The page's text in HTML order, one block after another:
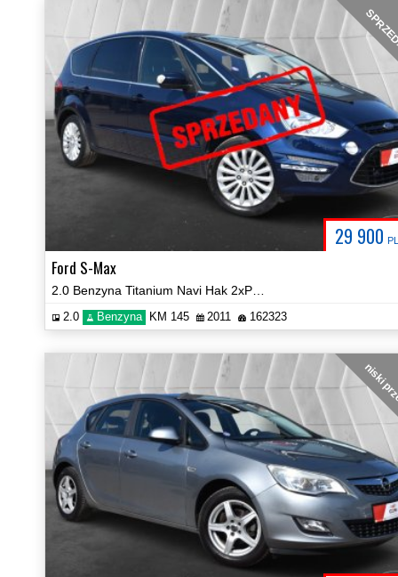
29 900
Ford S-Max
2.0 Benzyna KM 145 2011 162323
niski